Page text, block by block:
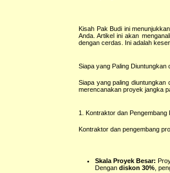
Kisah Pak Budi ini
Anda. Artikel ini akan
dengan cerdas. Ini adalah
Siapa yang Paling Diuntungkan
Siapa yang paling diuntungkan
merencanakan proyek jangka
1. Kontraktor dan Pengembang
Kontraktor dan pengembang
Skala Proyek Besar:
Dengandiskon 30% ,